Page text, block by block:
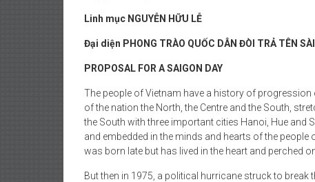
Linh mục NGUYỄN HỮU LỄ
Đại diện PHONG TRÀO QUỐC DÂN ĐÒI TRẢ TÊN SÀI
PROPOSAL FOR A SAIGON DAY
The people of Vietnam have a history of
of the nation the North, the Centre and the South,
the South with three important cities Hanoi, Hue and
and embedded in the minds and hearts of the
was born late but has lived in the heart and perched
But then in 1975, a political hurricane struck to